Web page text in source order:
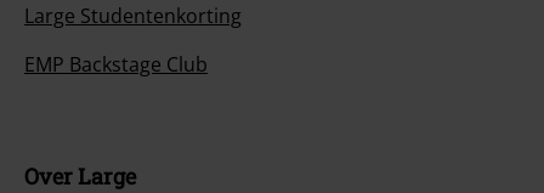
Large Studentenkorting
EMP Backstage Club
Over Large